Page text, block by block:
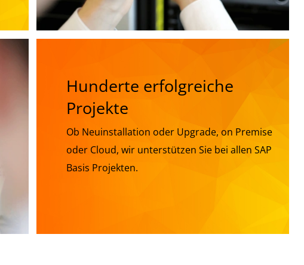
Hunderte erfolgreiche
Projekte
Ob Neuinstallation oder Upgrade, on Premise
oder Cloud, wir unterstützen Sie bei allen SAP
Basis Projekten.